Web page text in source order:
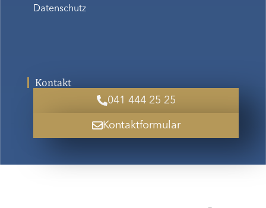
Datenschutz
Kontakt
041 444 25 25
Kontaktformular